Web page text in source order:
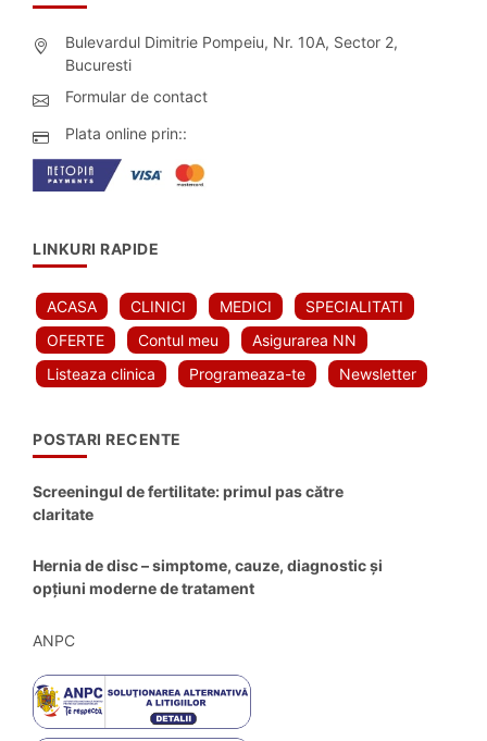
Bulevardul Dimitrie Pompeiu, Nr. 10A, Sector 2,
Bucuresti
Formular de contact
Plata online prin::
LINKURI RAPIDE
ACASA CLINICI MEDICI
SPECIALITATI
OFERTE
Contul meu
Asigurarea NN
Listeaza clinica
Programeaza-te Newsletter
POSTARI RECENTE
Screeningul de fertilitate: primul pas către
claritate
Hernia de disc – simptome, cauze, diagnostic și
opțiuni moderne de tratament
ANPC